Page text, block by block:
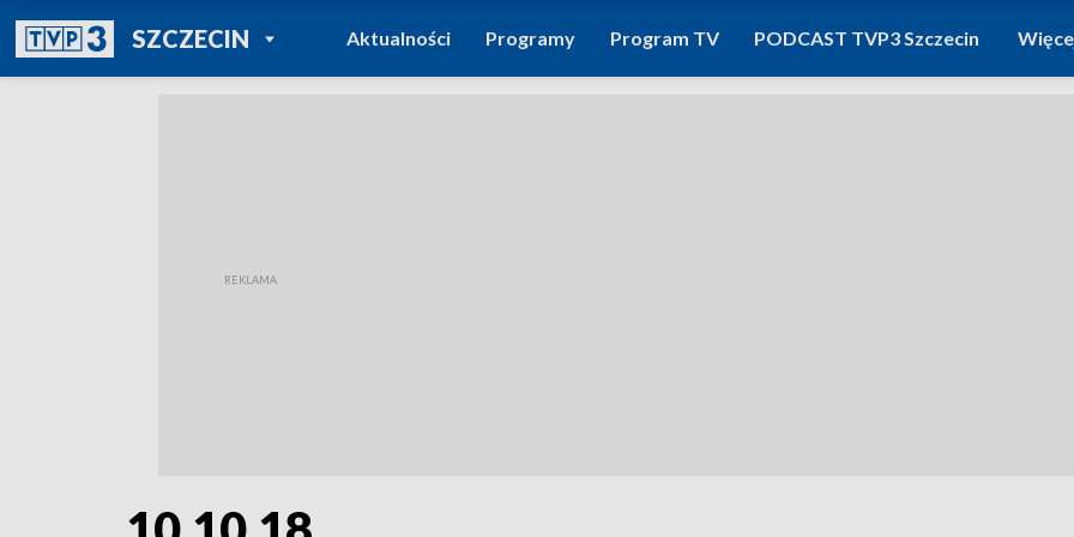
SZCZECINPOWRÓT DO
TVP REGIONY
Aktualności Programy Program TV PODCAST TVP3 Szczecin